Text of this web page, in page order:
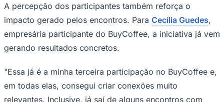
A percepção dos participantes também reforça o
impacto gerado pelos encontros. Para Cecília Guedes,
empresária participante do BuyCoffee, a iniciativa já vem
gerando resultados concretos.
"Essa já é a minha terceira participação no BuyCoffee e,
em todas elas, consegui criar conexões muito
relevantes. Inclusive, já saí de alguns encontros com